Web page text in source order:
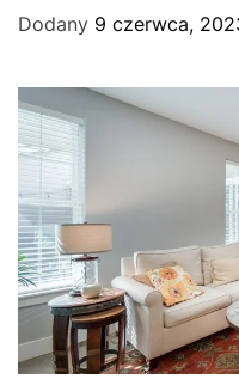
Dodany 9 czerwca,